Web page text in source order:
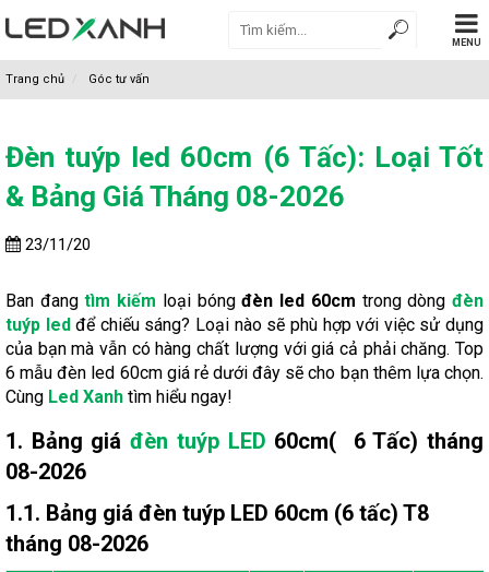
MENU
Trang chủ Góc tư vấn
Đèn tuýp led 60cm (6 Tấc): Loại Tốt
& Bảng Giá Tháng 08-2026
23/11/20
Ban đangtìm kiếm loại bóngđèn led 60cm trong dòngđèn
tuýp led để chiếu sáng? Loại nào sẽ phù hợp với việc sử dụng
của bạn mà vẫn có hàng chất lượng với giá cả phải chăng. Top
6 mẫu đèn led 60cm giá rẻ dưới đây sẽ cho bạn thêm lựa chọn.
Cùng Led Xanh tìm hiểu ngay!
1. Bảng giáđèn tuýp LED 60cm( 6 Tấc) tháng
08-2026
1.1. Bảng giá đèn tuýp LED 60cm (6 tấc) T8
tháng 08-2026